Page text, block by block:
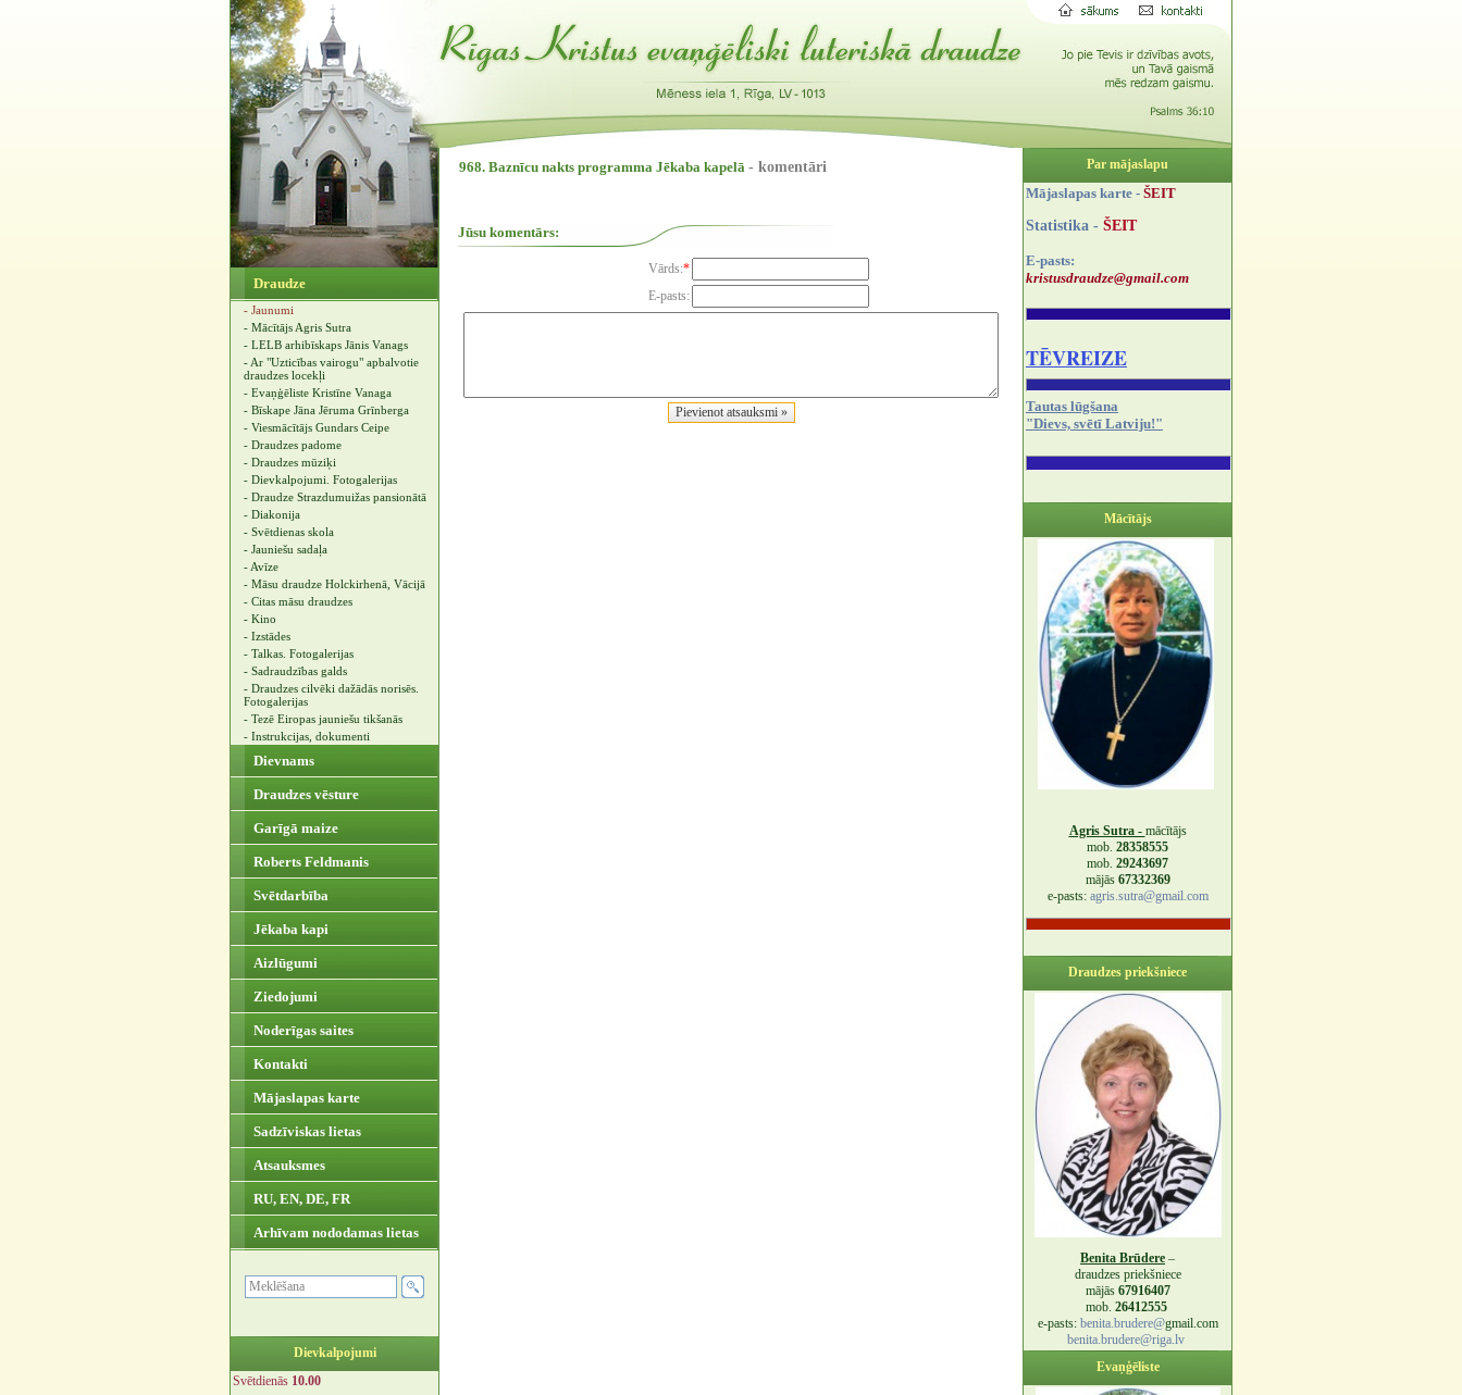
Draudze
- Jaunumi
- Mācītājs Agris Sutra
- LELB arhibīskaps Jānis Vanags
- Ar "Uzticības vairogu" apbalvotie
draudzes locekļi
- Evaņģēliste Kristīne Vanaga
- Bīskape Jāna Jēruma Grīnberga
- Viesmācītājs Gundars Ceipe
- Draudzes padome
- Draudzes mūziķi
- Dievkalpojumi. Fotogalerijas
- Draudze Strazdumuižas pansionātā
- Diakonija
- Svētdienas skola
- Jauniešu sadaļa
- Avīze
- Māsu draudze Holckirhenā, Vācijā
- Citas māsu draudzes
- Kino
- Izstādes
- Talkas. Fotogalerijas
- Sadraudzības galds
- Draudzes cilvēki dažādās norisēs.
Fotogalerijas
- Tezē Eiropas jauniešu tikšanās
- Instrukcijas, dokumenti
Dievnams
Draudzes vēsture
Garīgā maize
Roberts Feldmanis
Svētdarbība
Jēkaba kapi
Aizlūgumi
Ziedojumi
Noderīgas saites
Kontakti
Mājaslapas karte
Sadzīviskas lietas
Atsauksmes
RU, EN, DE, FR
Arhīvam nododamas lietas
Dievkalpojumi
Svētdienās 10.00
968. Baznīcu nakts programma Jēkaba kapelā - komentāri
Jūsu komentārs:
Vārds:*
E-pasts:
Par mājaslapu
Mājaslapas karte - ŠEIT
Statistika - ŠEIT
E-pasts:
kristusdraudze@gmail.com
TĒVREIZE
Tautas lūgšana
"Dievs, svētī Latviju!"
Mācītājs
Agris Sutra - mācītājs
mob. 28358555
mob. 29243697
mājās 67332369
e-pasts: agris.sutra@gmail.com
Draudzes priekšniece
Benita Brūdere –
draudzes priekšniece
mājās 67916407
mob. 26412555
e-pasts: benita.brudere@gmail.com
benita.brudere@riga.lv
Evaņģēliste